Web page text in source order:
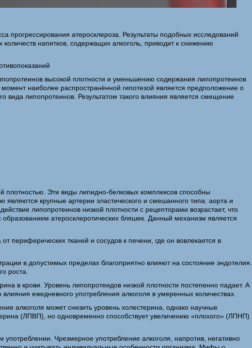
прогрессирования атеросклероза. Результаты подобных исследований
напитков, содержащих алкоголь, приводит к снижению
высокой плотности и уменьшению содержания липопротеинов
наиболее распространённой гипотезой является предположение о
вида липопротеинов. Результатом такого влияния является смещение
плотностью. Эти виды липидно-белковых комплексов способны
крупные артерии эластического и смешанного типа: аорта и
липопротеинов низкой плотности с рецепторами возрастает, что
атеросклеротических бляшек. Данный механизм является
периферических тканей и сосудов к печени, где он вовлекается в
в допустимых пределах благоприятно влияют на состояние эндотелия.
роста.
в крови. Уровень липопротеидов низкой плотности постепенно падает. А
ежедневного употребления алкоголя в умеренных количествах.
алкоголя может снизить уровень холестерина, однако научные
(ЛПВП), но одновременно способствует увеличению «плохого» (ЛПНП)
Чрезмерное употребление алкоголя, напротив, негативно